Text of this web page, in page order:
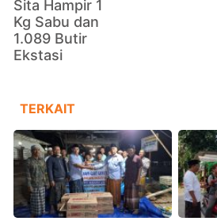
Sita Hampir 1
Kg Sabu dan
1.089 Butir
Ekstasi
TERKAIT